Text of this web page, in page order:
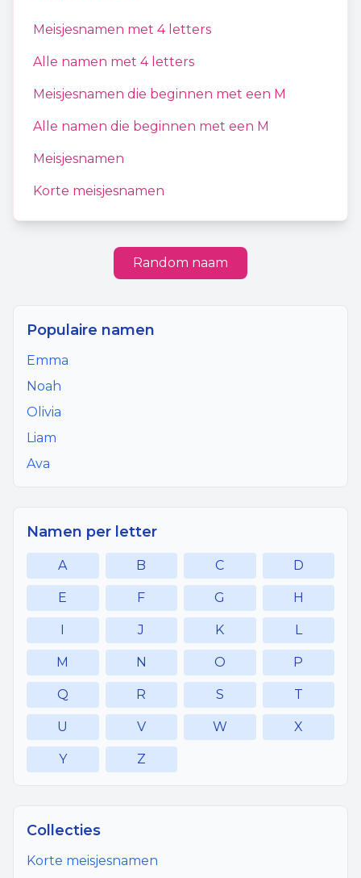
Meisjesnamen met 4letters
Alle namen met 4letters
Meisjesnamen die beginnen met een M
Alle namen die beginnen met een M
Meisjesnamen
Korte meisjesnamen
Random naam
Populaire namen
Emma
Noah
Olivia
Liam
Ava
Namen per letter
A B C D
E F G H
I J K L
M N O P
Q R S T
U V W X
Y Z
Collecties
Korte meisjesnamen